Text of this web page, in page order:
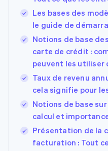
Les bases des
le guide de
Notions de base
carte de crédit :
peuvent les utiliser
Taux de revenu
cela signifie pour
Notions de base
calcul et
Présentation de la
facturation : Tout